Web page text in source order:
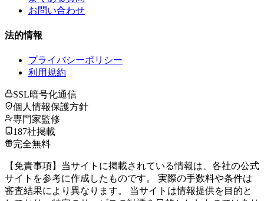
お問い合わせ
法的情報
プライバシーポリシー
利用規約
SSL暗号化通信
個人情報保護方針
専門家監修
187社掲載
完全無料
【免責事項】当サイトに掲載されている情報は、各社の公式
サイトを参考に作成したものです。 実際の手数料や条件は
審査結果により異なります。 当サイトは情報提供を目的と